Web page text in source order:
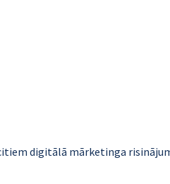
digitālā mārketinga